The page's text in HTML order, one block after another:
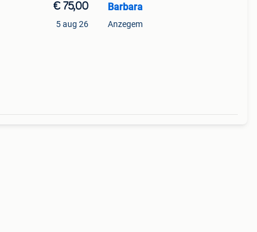
€ 75,00
5 aug 26
Barbara
Anzegem